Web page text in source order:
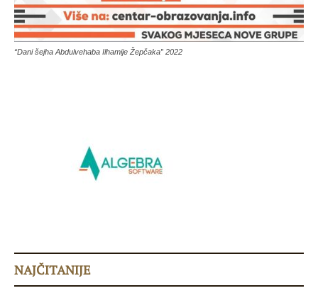
“Dani šejha Abdulvehaba Ilhamije Žepčaka” 2022
NAJČITANIJE